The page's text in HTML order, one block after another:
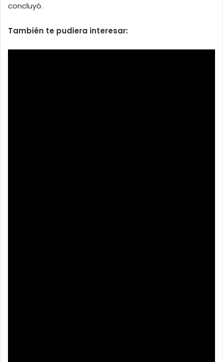
concluyó.
También te pudiera interesar: